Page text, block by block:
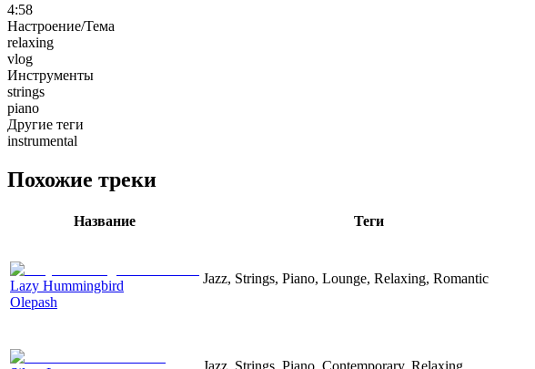
4:58
Настроение/Тема
relaxing
vlog
Инструменты
strings
piano
Другие теги
instrumental
Похожие треки
Название Теги
Lazy Hummingbird
Olepash
Jazz, Strings, Piano, Lounge, Relaxing, Romantic
Jazz, Strings, Piano, Contemporary, Relaxing